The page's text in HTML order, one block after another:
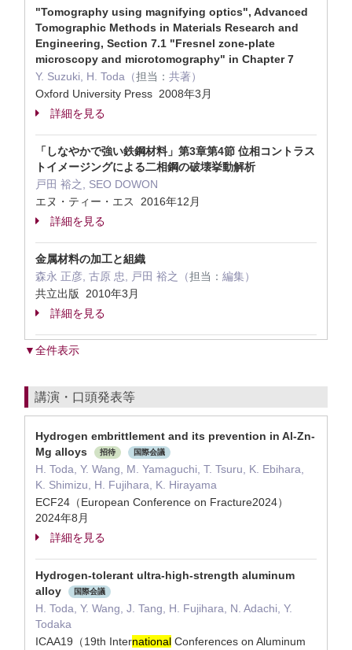
"Tomography using magnifying optics", Advanced
Tomographic Methods in Materials Research and
Engineering, Section 7.1 "Fresnel zone-plate
microscopy and microtomography" in Chapter 7
Y. Suzuki, H. Toda（担当： 共著）
Oxford University Press 2008年3月
詳細を見る
「しなやかで強い鉄鋼材料」第3章第4節 位相コントラス
トイメージングによる二相鋼の破壊挙動解析
戸田 裕之, SEO DOWON
エヌ・ティー・エス 2016年12月
詳細を見る
金属材料の加工と組織
森永 正彦, 古原 忠, 戸田 裕之（担当： 編集）
共立出版 2010年3月
詳細を見る
▼全件表示
講演・口頭発表等
Hydrogen embrittlement and its prevention in Al-Zn-
Mg alloys
招待 国際会議
H. Toda, Y. Wang, M. Yamaguchi, T. Tsuru, K. Ebihara,
K. Shimizu, H. Fujihara, K. Hirayama
ECF24（European Conference on Fracture2024）
2024年8月
詳細を見る
Hydrogen-tolerant ultra-high-strength aluminum
alloy
国際会議
H. Toda, Y. Wang, J. Tang, H. Fujihara, N. Adachi, Y.
Todaka
ICAA19（19th International Conferences on Aluminum